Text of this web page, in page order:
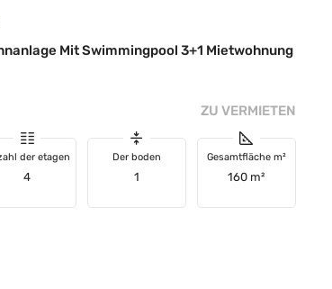
Mit Swimmingpool 3+1 Mietwohnung
ZU VERMIETEN
der etagen
4
Der boden
1
Gesamtfläche m²
160 m²